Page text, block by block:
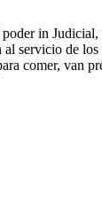
in
al servicio de
comer, van